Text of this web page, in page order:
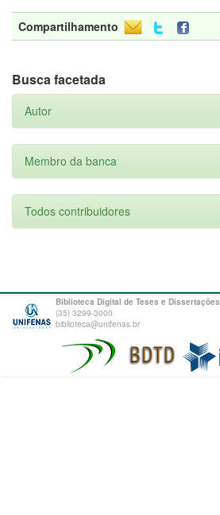
Compartilhamento
Busca facetada
Autor
Membro da banca
Todos contribuidores
Biblioteca Digital de Teses e Dissertações
(35) 3299-3000
biblioteca@unifenas.br